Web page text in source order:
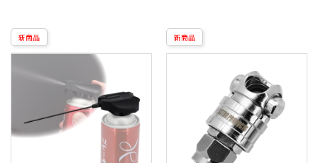
新商品 新商品